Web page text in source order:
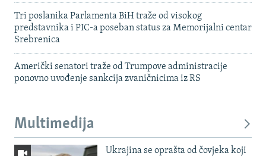
Tri poslanika Parlamenta BiH traže od visokog
predstavnika i PIC-a poseban status za Memorijalni centar
Srebrenica
Američki senatori traže od Trumpove administracije
ponovno uvođenje sankcija zvaničnicima iz RS
Multimedija
Ukrajina se oprašta od čovjeka koji